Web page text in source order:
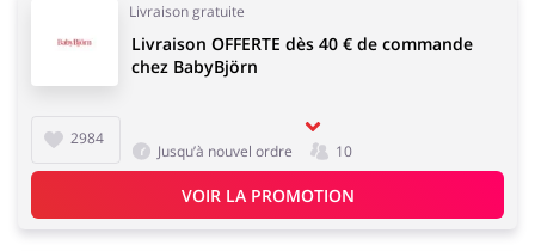
Livraison gratuite
2984
Livraison OFFERTE dès 40 € de commande
chez BabyBjörn
Jusqu’à nouvel ordre 10
VOIR LA PROMOTION